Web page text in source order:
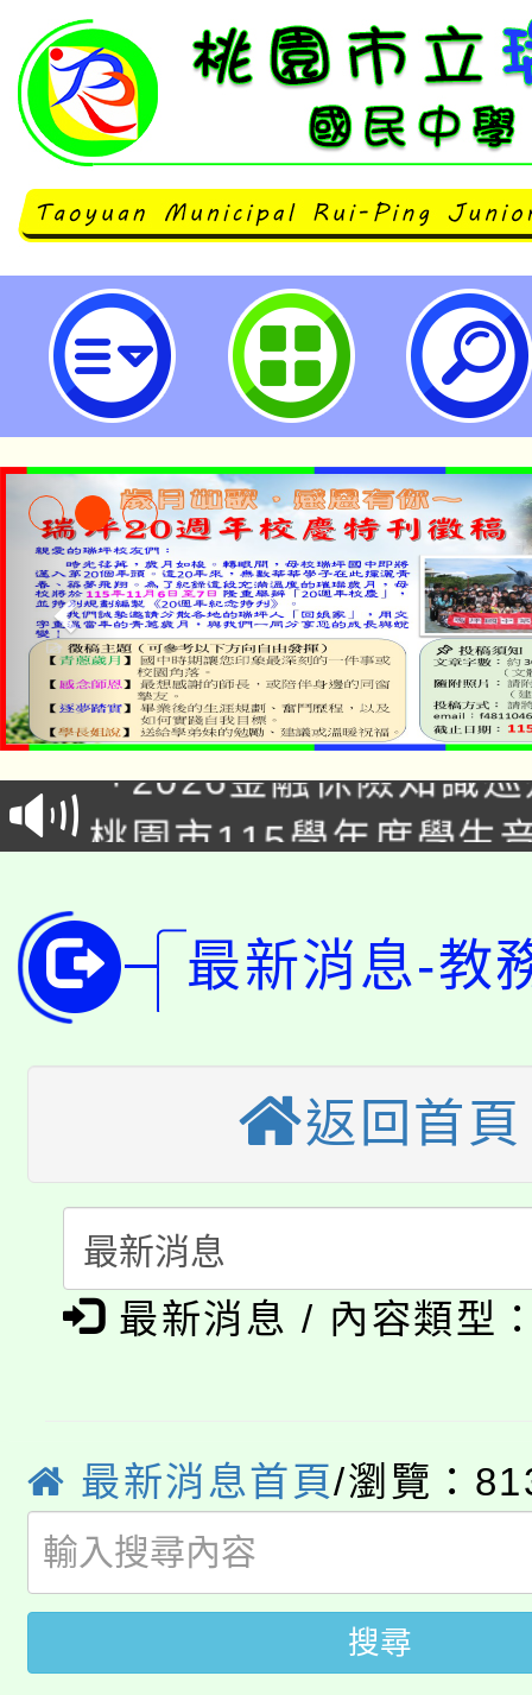
「2023科學創意機器人大賽 - 未
賽)」報名延長-桃園市立瑞坪國民
公告本校115學年度第
代理(課)教師甄選結果(
「2026金融保險知識
車」活動
桃園市115學年度學生
代理(課)教師甄選結果(
公告本校115學年度第
代理(課)教師甄選結果(
轉知中國文化大學推廣
《TA101》溝通分析基
程，歡迎學生輔導中心
心理、諮商輔導、社會
系所師生報名參加。
轉知苗栗縣政府辦理
縣市「校園短影音徵
門員」簡章及活動海報
踴躍報名參加。
桃園市115學年度學生
要點
「桃園市補助參觀特色
展演活動實施計畫」
115年度「教育部表揚
義教育推展貢獻獎」
公告本校115學年度第
生本土語及新住民語歌
公告本校115學年度第
代理(課)教師甄選結果(
公告本校115學年度第
代理(課)教師甄選結果(
轉知中國文化大學推廣
《TA101》溝通分析基
轉知苗栗縣政府辦理
最新消息-教
返回首頁
最新消息 / 內容類型
最新消息首頁/瀏覽：
搜尋